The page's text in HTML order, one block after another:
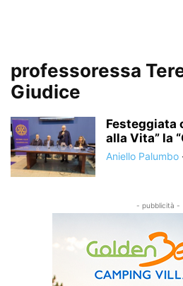
professoressa
Giudice
Festeggiata
alla Vita” la
Aniello Palumbo
- pubblicità -